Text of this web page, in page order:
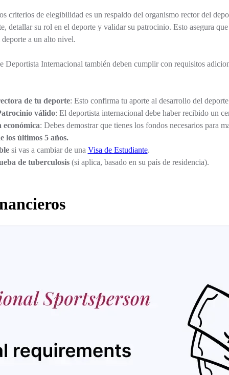
criterios de elegibilidad es un respaldo del organismo rector del
detallar su rol en el deporte y validar su patrocinio. Esto asegura
a un alto nivel.
Deportista Internacional también deben cumplir con requisitos
de tu deporte: Esto confirma tu aporte al desarrollo del
válido: El deportista internacional debe haber recibido un
económica: Debes demostrar que tienes los fondos necesarios para
los últimos 5 años.
si vas a cambiar de una Visa de Estudiante.
de tuberculosis(si aplica, basado en su país de residencia).